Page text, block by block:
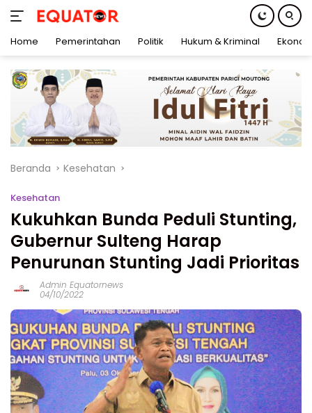
konten
Home Pemerintahan Politik Hukum & Kriminal
Beranda Kesehatan
Kesehatan
Kukuhkan Bunda Peduli Stunting,
Gubernur Sulteng Harap
Penurunan Stunting Jadi Prioritas
Admin Equatornews
04/10/2022